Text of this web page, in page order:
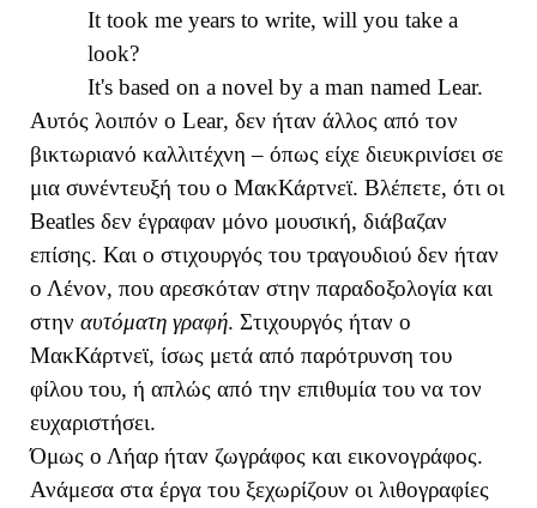
It took me years to write, will you take a
look?
It's based on a novel by a man named Lear.
Αυτός λοιπόν ο Lear, δεν ήταν άλλος από τον
βικτωριανό καλλιτέχνη – όπως είχε διευκρινίσει σε
μια συνέντευξή του ο ΜακΚάρτνεϊ. Βλέπετε, ότι οι
Beatles δεν έγραφαν μόνο μουσική, διάβαζαν
επίσης. Και ο στιχουργός του τραγουδιού δεν ήταν
ο Λένον, που αρεσκόταν στην παραδοξολογία και
στην αυτόματη γραφή. Στιχουργός ήταν ο
ΜακΚάρτνεϊ, ίσως μετά από παρότρυνση του
φίλου του, ή απλώς από την επιθυμία του να τον
ευχαριστήσει.
Όμως ο Λήαρ ήταν ζωγράφος και εικονογράφος.
Ανάμεσα στα έργα του ξεχωρίζουν οι λιθογραφίες